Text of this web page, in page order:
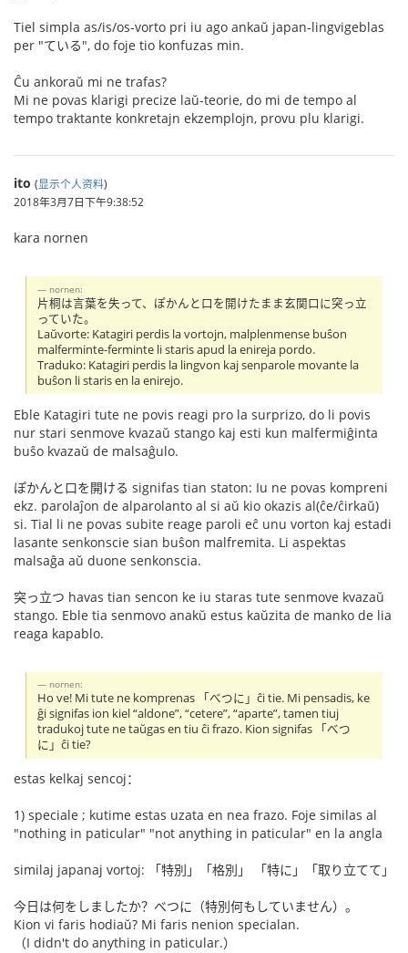
Tiel simpla as/is/os-vorto pri iu ago ankaŭ japan-lingvigeblas
per "ている", do foje tio konfuzas min.
Ĉu ankoraŭ mi ne trafas?
Mi ne povas klarigi precize laŭ-teorie, do mi de tempo al
tempo traktante konkretajn ekzemplojn, provu plu klarigi.
ito (显示个人资料)
2018年3月7日下午9:38:52
kara nornen
nornen:
片桐は言葉を失って、ぽかんと口を開けたまま玄関口に突っ立
っていた。
Laŭvorte: Katagiri perdis la vortojn, malplenmense buŝon
malferminte-ferminte li staris apud la enireja pordo.
Traduko: Katagiri perdis la lingvon kaj senparole movante la
buŝon li staris en la enirejo.
Eble Katagiri tute ne povis reagi pro la surprizo, do li povis
nur stari senmove kvazaŭ stango kaj esti kun malfermiĝinta
buŝo kvazaŭ de malsaĝulo.
ぽかんと口を開ける signifas tian staton: Iu ne povas kompreni
ekz. parolaĵon de alparolanto al si aŭ kio okazis al(ĉe/ĉirkaŭ)
si. Tial li ne povas subite reage paroli eĉ unu vorton kaj estadi
lasante senkonscie sian buŝon malfremita. Li aspektas
malsaĝa aŭ duone senkonscia.
突っ立つ havas tian sencon ke iu staras tute senmove kvazaŭ
stango. Eble tia senmovo anakŭ estus kaŭzita de manko de lia
reaga kapablo.
nornen:
Ho ve! Mi tute ne komprenas 「べつに」ĉi tie. Mi pensadis, ke
ĝi signifas ion kiel “aldone”, “cetere”, “aparte”, tamen tiuj
tradukoj tute ne taŭgas en tiu ĉi frazo. Kion signifas 「べつ
に」ĉi tie?
estas kelkaj sencoj：
1) speciale ; kutime estas uzata en nea frazo. Foje similas al
"nothing in paticular" "not anything in paticular" en la angla
similaj japanaj vortoj: 「特別」「格別」 「特に」「取り立てて」
今日は何をしましたか？べつに（特別何もしていません）。
Kion vi faris hodiaŭ? Mi faris nenion specialan.
（I didn't do anything in paticular.）